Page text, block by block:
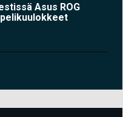
Asus ROG